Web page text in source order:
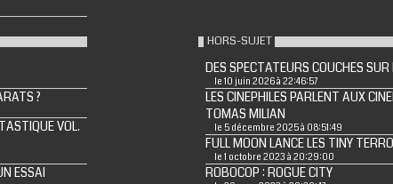
?
VOL.
ESSAI
HORS-SUJET
DES SPECTATEURS COUCHES SUR
le 10 juin 2026 à 22:46:57
LES CINEPHILES PARLENT AUX
TOMAS MILIAN
le 5 décembre 2025 à 08:51:49
FULL MOON LANCE LES TINY
le 1 octobre 2023 à 20:29:00
ROBOCOP : ROGUE CITY